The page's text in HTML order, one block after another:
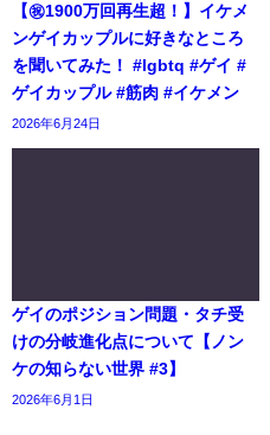
【㊗️1900万回再生超！】イケメ
ンゲイカップルに好きなところ
を聞いてみた！ #lgbtq #ゲイ #
ゲイカップル #筋肉 #イケメン
2026年6月24日
ゲイのポジション問題・タチ受
けの分岐進化点について【ノン
ケの知らない世界 #3】
2026年6月1日